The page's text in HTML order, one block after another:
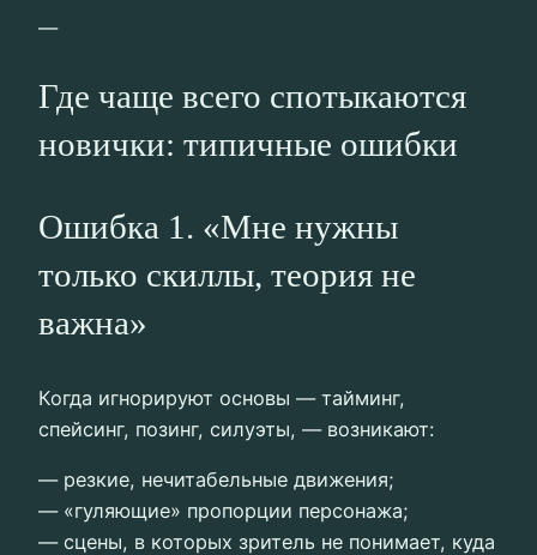
—
Где чаще всего спотыкаются
новички: типичные ошибки
Ошибка 1. «Мне нужны
только скиллы, теория не
важна»
Когда игнорируют основы — тайминг,
спейсинг, позинг, силуэты, — возникают:
— резкие, нечитабельные движения;
— «гуляющие» пропорции персонажа;
— сцены, в которых зритель не понимает, куда